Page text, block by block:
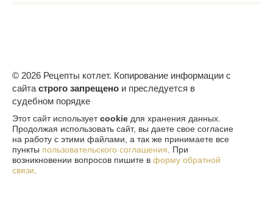
© 2026 Рецепты котлет. Копирование информации с
сайта строго запрещено и преследуется в
судебном порядке
Этот сайт использует cookie для хранения данных.
Продолжая использовать сайт, вы даете свое согласие
на работу с этими файлами, а так же принимаете все
пункты пользовательского соглашения. При
возникновении вопросов пишите в форму обратной
связи.